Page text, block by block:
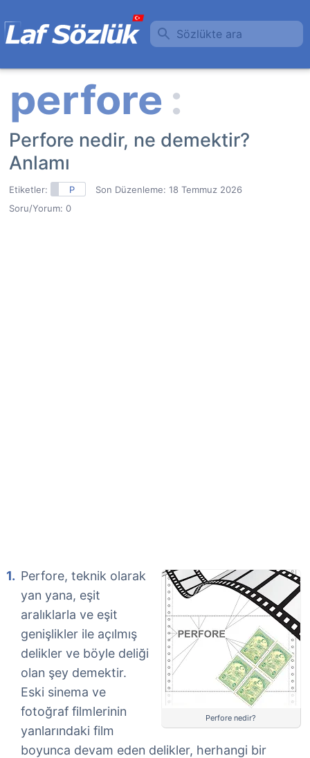
Sözlükte ara
Perfore nedir, ne demektir?
Anlamı
Etiketler: P Son Düzenleme: 18 Temmuz 2026
Soru/Yorum: 0
Perfore nedir?
Perfore, teknik olarak
yan yana, eşit
aralıklarla ve eşit
genişlikler ile açılmış
delikler ve böyle deliği
olan şey demektir.
Eski sinema ve
fotoğraf filmlerinin
yanlarındaki film
boyunca devam eden delikler, herhangi bir